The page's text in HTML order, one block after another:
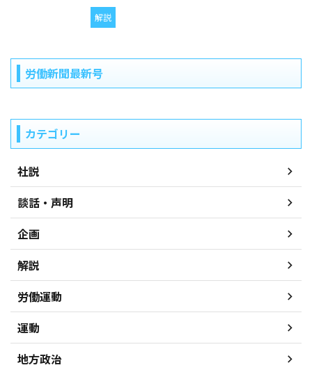
解説
労働新聞最新号
カテゴリー
社説
談話・声明
企画
解説
労働運動
運動
地方政治